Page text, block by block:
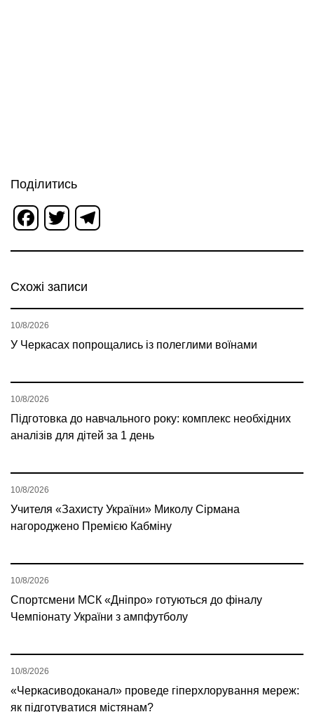
Поділитись
Facebook
Twitter
Схожі записи
У Черкасах попрощались із полеглими воїнами
10/8/2026
Підготовка до навчального року: комплекс необхідних
аналізів для дітей за 1 день
10/8/2026
Учителя «Захисту України» Миколу Сірмана
нагороджено Премією Кабміну
10/8/2026
Спортсмени МСК «Дніпро» готуються до фіналу
Чемпіонату України з ампфутболу
10/8/2026
«Черкасиводоканал» проведе гіперхлорування мереж:
як підготуватися містянам?
10/8/2026